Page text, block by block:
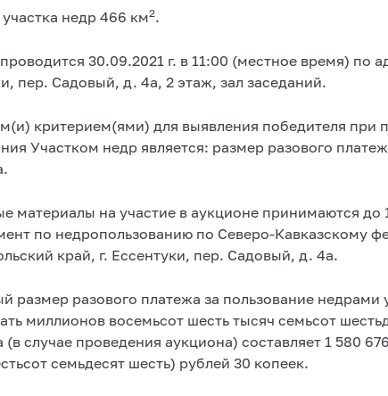
недр 466 км2.
30.09.2021 г. в 11:00 (местное время) по
пер. Садовый, д. 4а, 2 этаж, зал заседаний.
критерием(ями) для выявления победителя при
Участком недр является: размер разового
материалы на участие в аукционе принимаются до
по недропользованию по Северо-Кавказскому
край, г. Ессентуки, пер. Садовый, д. 4а.
размер разового платежа за пользование недрами
миллионов восемьсот шесть тысяч семьсот
(в случае проведения аукциона) составляет 1 580
семьдесят шесть) рублей 30 копеек.